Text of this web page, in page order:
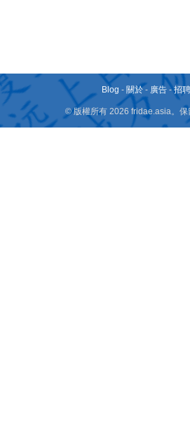
Blog - 關於 - 廣告 -招
© 版權所有 2026 fridae.asia。